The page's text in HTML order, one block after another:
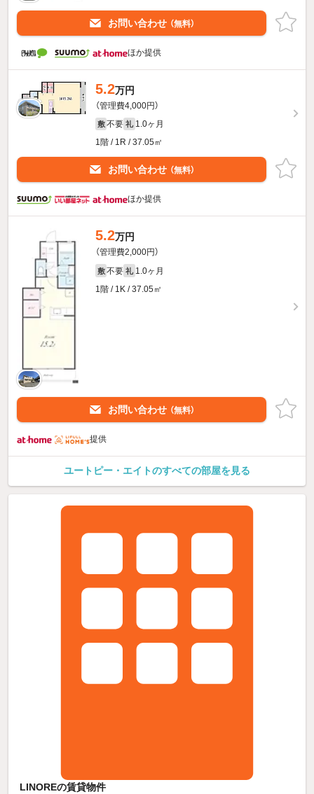
お問い合わせ （無料）
ほか提供
5.2万円
（管理費4,000円）
敷 不要 礼 1.0ヶ月
1階 / 1R / 37.05㎡
お問い合わせ （無料）
ほか提供
5.2万円
（管理費2,000円）
敷 不要 礼 1.0ヶ月
1階 / 1K / 37.05㎡
お問い合わせ （無料）
提供
ユートピー・エイトのすべての部屋を見る
LINOREの賃貸物件